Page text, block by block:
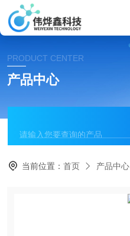
PRODUCT CENTER
产品中心
当前位置：首页 产品中心